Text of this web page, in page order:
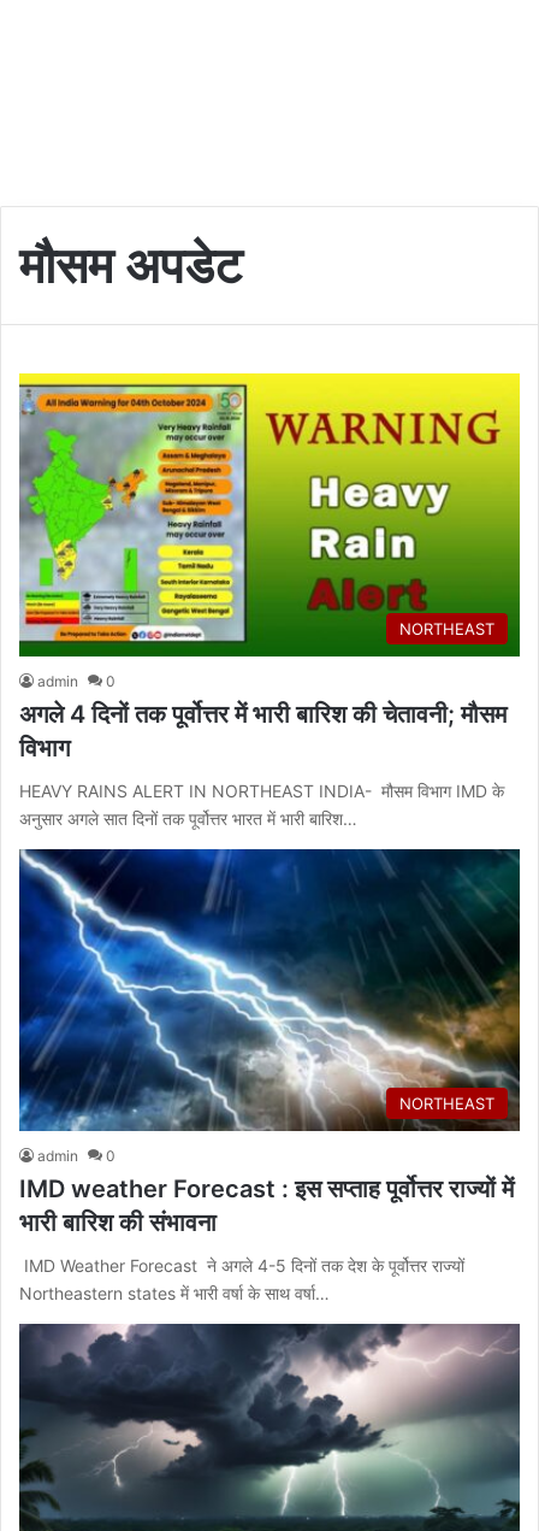
मौसम अपडेट
NORTHEAST
admin 0
अगले 4 दिनों तक पूर्वोत्तर में भारी बारिश की चेतावनी; मौसम
विभाग
HEAVY RAINS ALERT IN NORTHEAST INDIA- मौसम विभाग IMD के
अनुसार अगले सात दिनों तक पूर्वोत्तर भारत में भारी बारिश…
NORTHEAST
admin 0
IMD weather Forecast : इस सप्ताह पूर्वोत्तर राज्यों में
भारी बारिश की संभावना
IMD Weather Forecast ने अगले 4-5 दिनों तक देश के पूर्वोत्तर राज्यों
Northeastern states में भारी वर्षा के साथ वर्षा…